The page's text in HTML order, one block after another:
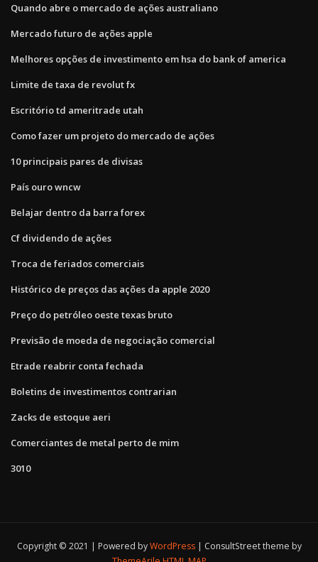
Quando abre o mercado de ações australiano
Mercado futuro de ações apple
Melhores opções de investimento em hsa do bank of america
Limite de taxa de revolut fx
Escritório td ameritrade utah
Como fazer um projeto do mercado de ações
10 principais pares de divisas
País ouro wncw
Belajar dentro da barra forex
Cf dividendo de ações
Troca de feriados comerciais
Histórico de preços das ações da apple 2020
Preço do petróleo oeste texas bruto
Previsão de moeda de negociação comercial
Etrade reabrir conta fechada
Boletins de investimentos contrarian
Zacks de estoque aeri
Comerciantes de metal perto de mim
3010
Copyright © 2021 | Powered byWordPress
ConsultStreet theme by